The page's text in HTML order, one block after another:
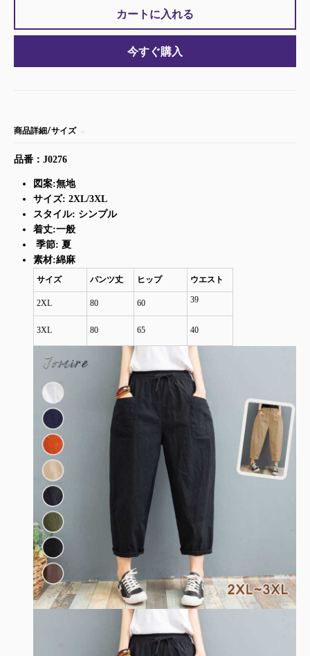
カートに入れる
今すぐ購入
商品詳細/サイズ
品番：J0276
図案:無地
サイズ: 2XL/3XL
スタイル: シンプル
着丈:一般
季節: 夏
素材:綿麻
サイズ パンツ丈 ヒップ ウエスト
2XL 80 60 39
3XL 80 65 40